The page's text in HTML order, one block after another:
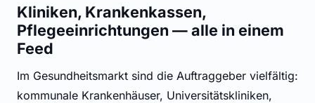
Kliniken, Krankenkassen,
Pflegeeinrichtungen — alle in einem
Feed
Im Gesundheitsmarkt sind die Auftraggeber vielfältig:
kommunale Krankenhäuser, Universitätskliniken,